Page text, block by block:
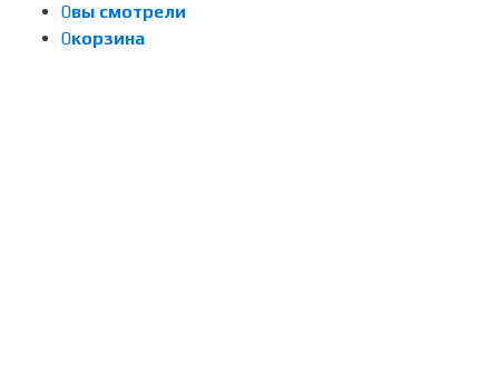
0вы смотрели
0корзина